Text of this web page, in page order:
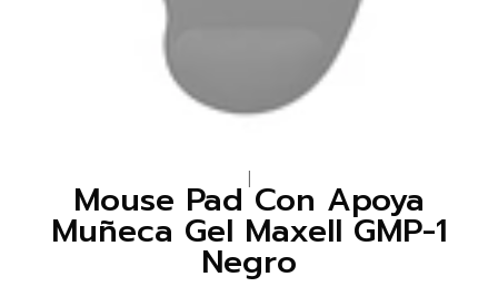
Mouse Pad Con Apoya
Muñeca Gel Maxell GMP-1
Negro